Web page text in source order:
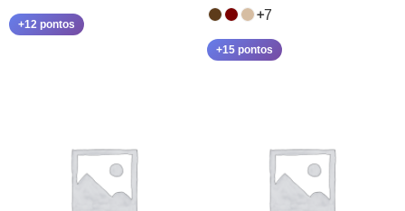
+12 pontos
7
+15 pontos